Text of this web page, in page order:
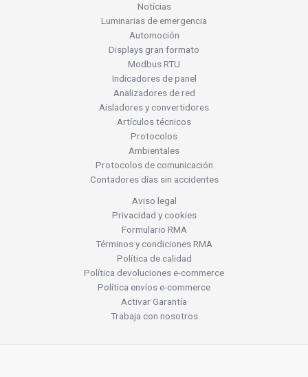
Notícias
Luminarias de emergencia
Automoción
Displays gran formato
Modbus RTU
Indicadores de panel
Analizadores de red
Aisladores y convertidores
Artículos técnicos
Protocolos
Ambientales
Protocolos de comunicación
Contadores días sin accidentes
Aviso legal
Privacidad y cookies
Formulario RMA
Términos y condiciones RMA
Política de calidad
Política devoluciones e-commerce
Política envíos e-commerce
Activar Garantía
Trabaja con nosotros